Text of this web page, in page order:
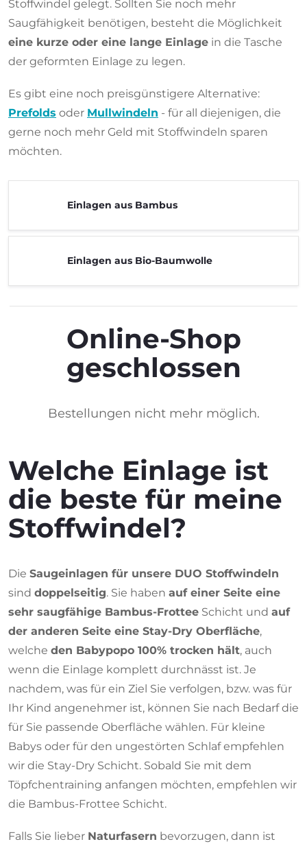
Stoffwindel gelegt. Sollten Sie noch mehr
Saugfähigkeit benötigen, besteht die Möglichkeit
eine kurze oder eine lange Einlage in die Tasche
der geformten Einlage zu legen.
Es gibt eine noch preisgünstigere Alternative:
Prefolds oder Mullwindeln - für all diejenigen, die
gerne noch mehr Geld mit Stoffwindeln sparen
möchten.
Einlagen aus Bambus
Einlagen aus Bio-Baumwolle
Online-Shop
geschlossen
Bestellungen nicht mehr möglich.
Welche Einlage ist
die beste für meine
Stoffwindel?
Die Saugeinlagen für unsere DUO Stoffwindeln
sind doppelseitig. Sie haben auf einer Seite eine
sehr saugfähige Bambus-Frottee Schicht und auf
der anderen Seite eine Stay-Dry Oberfläche,
welche den Babypopo 100% trocken hält, auch
wenn die Einlage komplett durchnässt ist. Je
nachdem, was für ein Ziel Sie verfolgen, bzw. was für
Ihr Kind angenehmer ist, können Sie nach Bedarf die
für Sie passende Oberfläche wählen. Für kleine
Babys oder für den ungestörten Schlaf empfehlen
wir die Stay-Dry Schicht. Sobald Sie mit dem
Töpfchentraining anfangen möchten, empfehlen wir
die Bambus-Frottee Schicht.
Falls Sie lieber Naturfasern bevorzugen, dann ist